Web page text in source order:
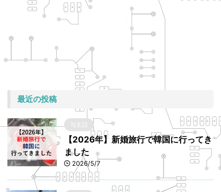
最近の投稿
与太話
【2026年】新婚旅行で韓国に行ってき
ました
2026/5/7